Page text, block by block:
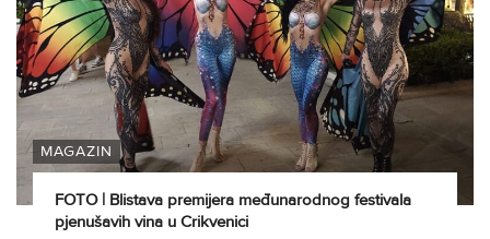
MAGAZIN
FOTO | Blistava premijera međunarodnog festivala
pjenušavih vina u Crikvenici